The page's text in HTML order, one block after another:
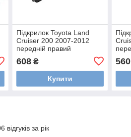
Підкрилок Toyota Land
Cruiser 200 2007-2012
передній правий
447017388
608₴
Купити
560
за рік